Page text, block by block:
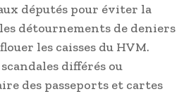
députés pour éviter la
détournements de deniers
les caisses du HVM.
différés ou
des passeports et cartes